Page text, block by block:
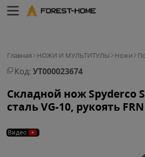
Главная НОЖИ И МУЛЬТИТУЛЫ Ножи
Код: УТ000023674
Складной нож Spyderco
сталь VG-10, рукоять FRN
Видео